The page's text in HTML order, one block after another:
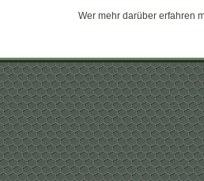
Wer mehr darüber erfahren